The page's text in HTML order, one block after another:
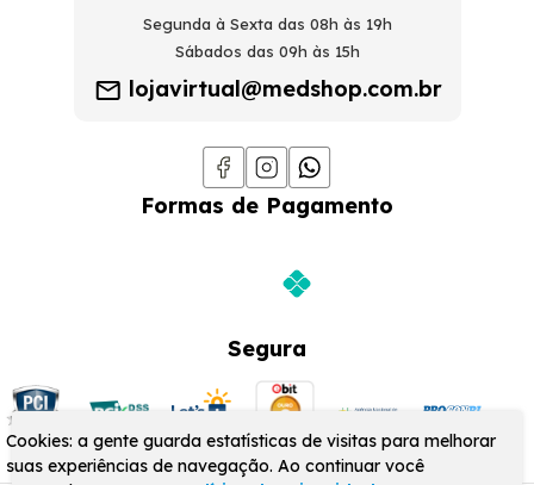
Segunda à Sexta das 08h às 19h
Sábados das 09h às 15h
lojavirtual@medshop.com.br
Formas de Pagamento
Segura
Cookies: a gente guarda estatísticas de visitas para melhorar
suas experiências de navegação. Ao continuar você